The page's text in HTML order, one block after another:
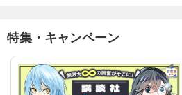
特集・キャンペーン